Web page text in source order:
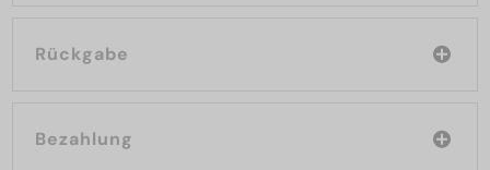
Rückgabe
Bezahlung